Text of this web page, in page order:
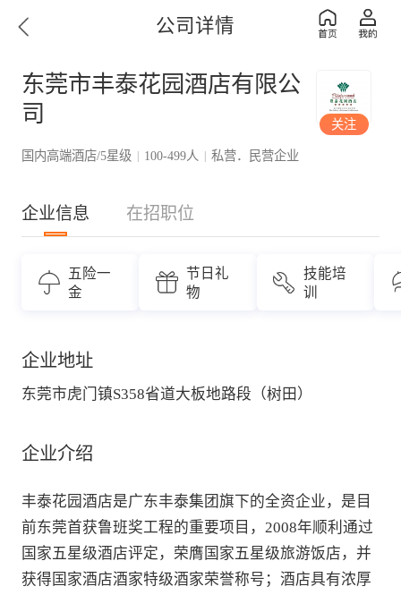
公司详情
东莞市丰泰花园酒店有限公
司
国内高端酒店/5星级 | 100-499人 | 私营．民营企业
关注
企业信息 在招职位
五险一
金
节日礼
物
技能培
训
企业地址
东莞市虎门镇S358省道大板地路段（树田）
企业介绍
丰泰花园酒店是广东丰泰集团旗下的全资企业，是目
前东莞首获鲁班奖工程的重要项目，2008年顺利通过
国家五星级酒店评定，荣膺国家五星级旅游饭店，并
获得国家酒店酒家特级酒家荣誉称号；酒店具有浓厚